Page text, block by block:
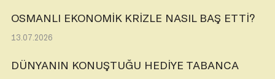
OSMANLI EKONOMİK KRİZLE NASIL BAŞ ETTİ?
13.07.2026
DÜNYANIN KONUŞTUĞU HEDİYE TABANCA